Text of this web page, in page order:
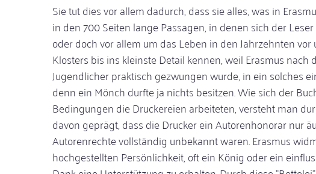
Sie tut dies vor allem dadurch, dass sie alles, was in
in den 700 Seiten lange Passagen, in denen sich der
oder doch vor allem um das Leben in den Jahrzehnten
Klosters bis ins kleinste Detail kennen, weil Erasmus
Jugendlicher praktisch gezwungen wurde, in ein solches
denn ein Mönch durfte ja nichts besitzen. Wie sich der
Bedingungen die Druckereien arbeiteten, versteht man
davon geprägt, dass die Drucker ein Autorenhonorar nur
Autorenrechte vollständig unbekannt waren. Erasmus
hochgestellten Persönlichkeit, oft ein König oder ein